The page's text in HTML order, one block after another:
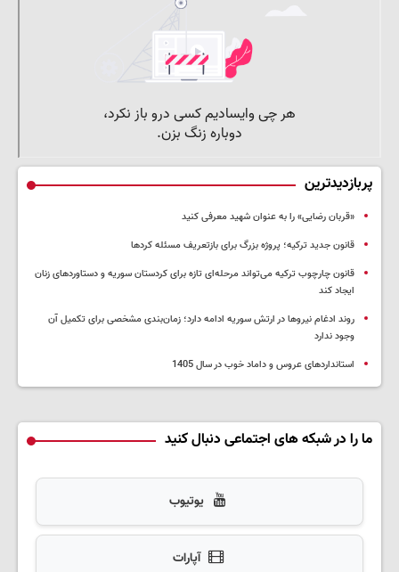
پربازدیدترین
«قربان رضایی» را به عنوان شهید معرفی کنید
قانون جدید ترکیه؛ پروژه بزرگ‌ برای بازتعریف مسئله کردها
قانون چارچوب ترکیه می‌تواند مرحله‌ای تازه برای کردستان سوریه و دستاوردهای زنان
ایجاد کند
روند ادغام نیروها در ارتش سوریه ادامه دارد؛ زمان‌بندی مشخصی برای تکمیل آن
وجود ندارد
استانداردهای عروس و داماد خوب در سال 1405
ما را در شبکه های اجتماعی دنبال کنید
یوتیوب
آپارات